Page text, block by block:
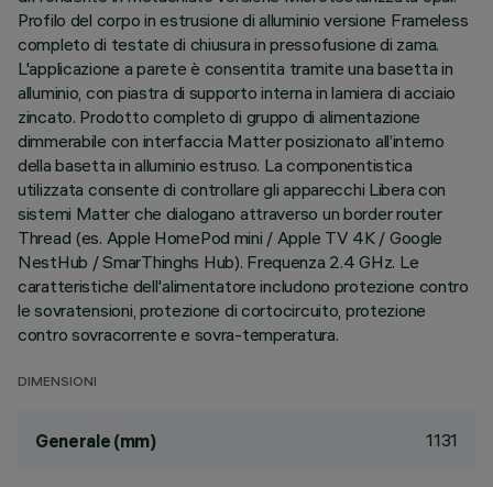
Profilo del corpo in estrusione di alluminio versione Frameless
completo di testate di chiusura in pressofusione di zama.
L'applicazione a parete è consentita tramite una basetta in
alluminio, con piastra di supporto interna in lamiera di acciaio
zincato. Prodotto completo di gruppo di alimentazione
dimmerabile con interfaccia Matter posizionato all’interno
della basetta in alluminio estruso. La componentistica
utilizzata consente di controllare gli apparecchi Libera con
sistemi Matter che dialogano attraverso un border router
Thread (es. Apple HomePod mini / Apple TV 4K / Google
NestHub / SmarThinghs Hub). Frequenza 2.4 GHz. Le
caratteristiche dell'alimentatore includono protezione contro
le sovratensioni, protezione di cortocircuito, protezione
contro sovracorrente e sovra-temperatura.
DIMENSIONI
Generale (mm) 1131